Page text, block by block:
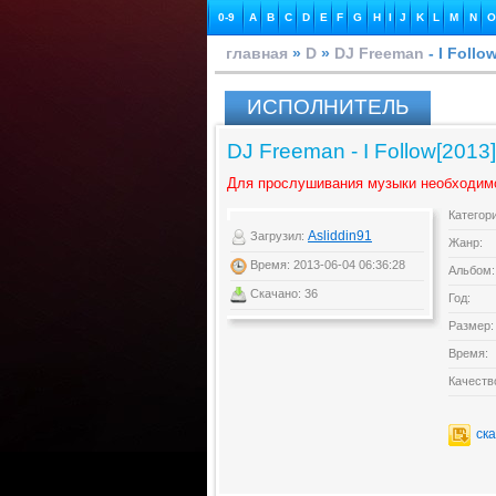
0-9 A B C D E F G H I J K L M N O
главная » D » DJ Freeman - I
ИСПОЛНИТЕЛЬ
DJ Freeman - I Follow[2013]
Для прослушивания музыки
Загрузил: Asliddin91
Время: 2013-06-04 06:36:28
Скачано: 36
Жанр:
Альбом:
Год:
Размер:
Время: